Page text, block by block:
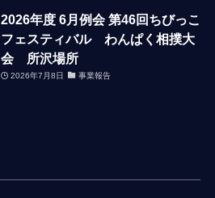
2026年度 6月例会 第46回ちびっこ
フェスティバル わんぱく相撲大
会 所沢場所
2026年7月8日 事業報告